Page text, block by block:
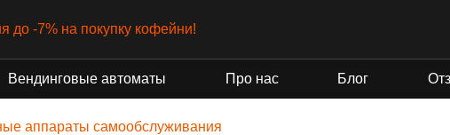
до -7% на покупку кофейни!
Вендинговые автоматы Про нас Блог
аппараты самообслуживания